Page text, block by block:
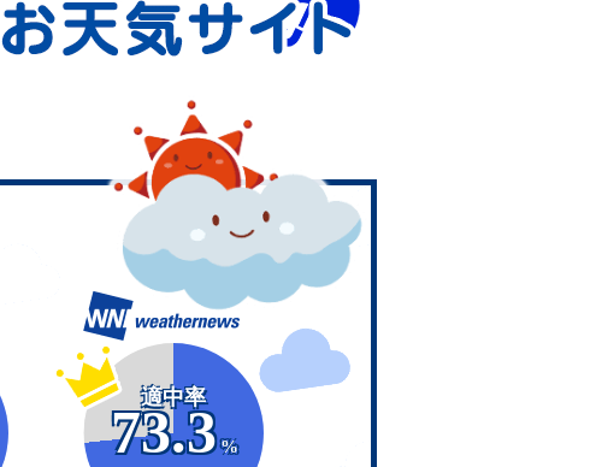
適中率
73.3
%